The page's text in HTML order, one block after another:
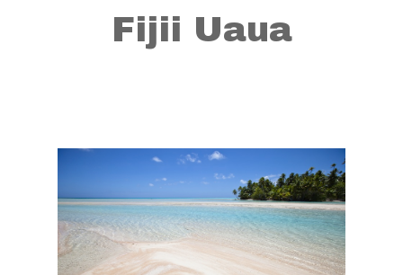
Fijii Uaua